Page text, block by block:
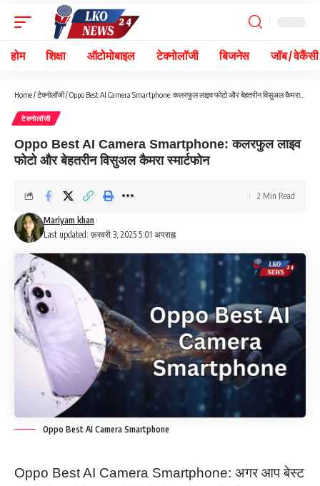
होम शिक्षा ऑटोमोबाइल टेक्नोलॉजी बिजनेस जॉब / वेकैंसी
Home/टेक्नोलॉजी/Oppo Best AI Camera Smartphone: कलरफुल लाइव फोटो और बेहतरीन विसुअल कैमरा स्मार्टफोन
टेक्नोलॉजी
Oppo Best AI Camera Smartphone: कलरफुल लाइव
फोटो और बेहतरीन विसुअल कैमरा स्मार्टफोन
Last updated: फ़रवरी 3, 2025 5:01 अपराह्न
Mariyam khan
2 Min Read
Oppo Best AI Camera Smartphone
Oppo Best AI Camera Smartphone: अगर आप बेस्ट